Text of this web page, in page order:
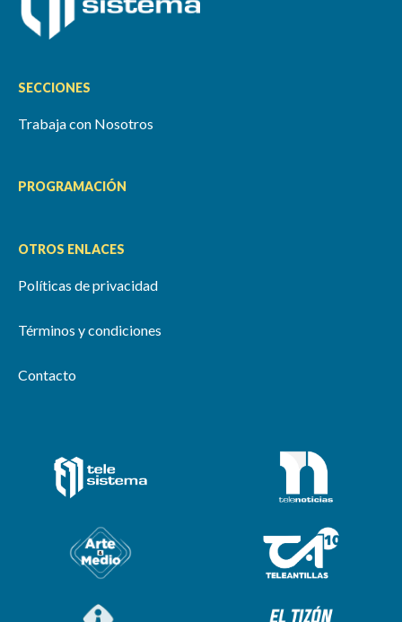
SECCIONES
Trabaja con Nosotros
PROGRAMACIÓN
OTROS ENLACES
Políticas de privacidad
Términos y condiciones
Contacto